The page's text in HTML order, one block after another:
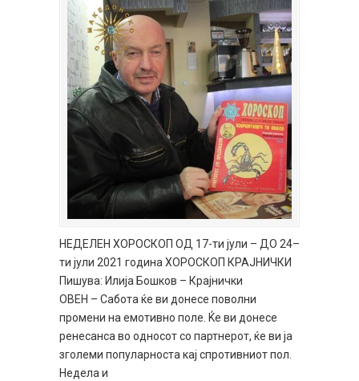
НЕДЕЛЕН ХОРОСКОП ОД 17-ти јули – ДО 24–
ти јули 2021 година ХОРОСКОП КРАЈНИЧКИ
Пишува: Илија Бошков – Крајнички
ОВЕН – Сабота ќе ви донесе поволни
промени на емотивно поле. Ќе ви донесе
ренесанса во односот со партнерот, ќе ви ја
зголеми популарноста кај спротивниот пол.
Недела и